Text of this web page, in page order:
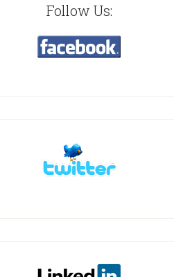
Follow Us: